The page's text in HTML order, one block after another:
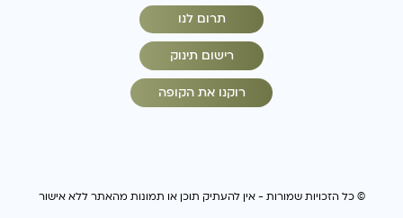
תרום לנו
רישום תינוק
רוקנו את הקופה
© כל הזכויות שמורות - אין להעתיק תוכן או תמונות מהאתר ללא אישור